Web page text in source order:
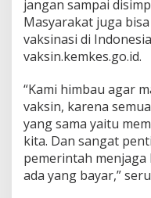
jangan sampai
Masyarakat juga
vaksinasi di
vaksin.kemkes.go.id.
“Kami himbau agar
vaksin, karena
yang sama yaitu
kita. Dan sangat
pemerintah
ada yang bayar,”